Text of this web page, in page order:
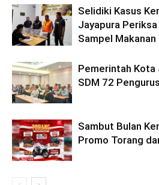
Selidiki Kasus
Jayapura
Sampel Makanan
Pemerintah
SDM 72
Sambut Bulan
Promo Torang